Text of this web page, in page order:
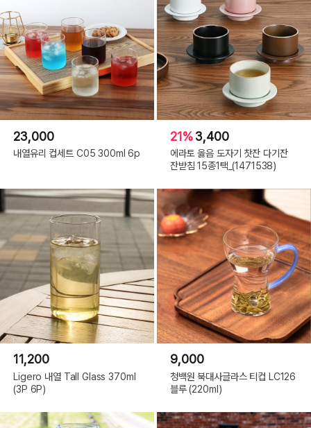
23,000
내열유리 컵세트 C05 300ml 6p
21%3,400
에라토 옳음 도자기 찻잔 다기잔
잔받침 15종1택_(1471538)
11,200
Ligero 내열 Tall Glass 370ml
(3P 6P)
9,000
청백원 북대사글라스 티컵 LC126
블루 (220ml)